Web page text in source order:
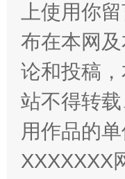
上使用你
布在本网
论和投稿
站不得转
用作品的
XXXXXXX